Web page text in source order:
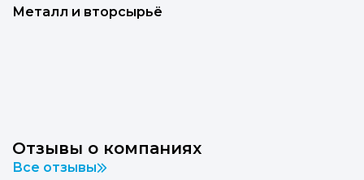
Металл и вторсырьё
Отзывы о компаниях
Все отзывы